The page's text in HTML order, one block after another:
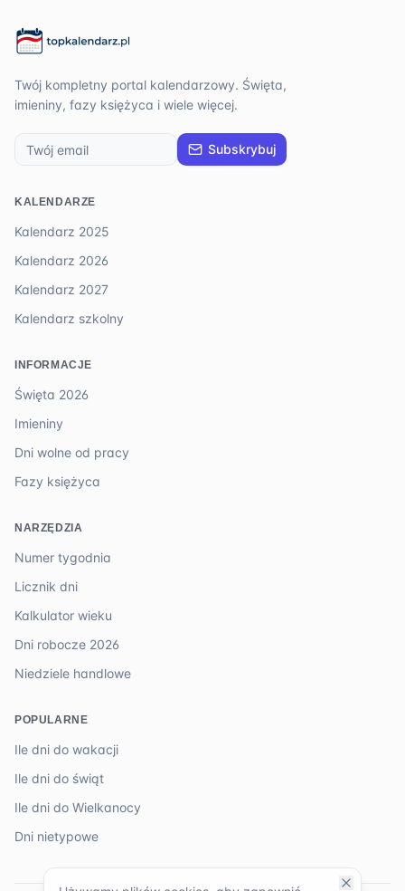
Twój kompletny portal kalendarzowy. Święta,
imieniny, fazy księżyca i wiele więcej.
Subskrybuj
KALENDARZE
Kalendarz 2025
Kalendarz 2026
Kalendarz 2027
Kalendarz szkolny
INFORMACJE
Święta 2026
Imieniny
Dni wolne od pracy
Fazy księżyca
NARZĘDZIA
Numer tygodnia
Licznik dni
Kalkulator wieku
Dni robocze 2026
Niedziele handlowe
POPULARNE
Ile dni do wakacji
Ile dni do świąt
Ile dni do Wielkanocy
Dni nietypowe